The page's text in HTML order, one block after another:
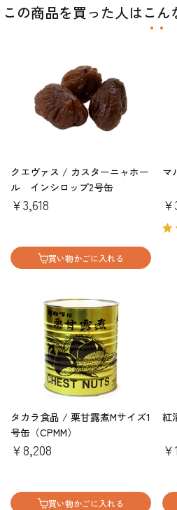
この商品を買った人はこ
クエヴァス / カスターニャホー
ル インシロップ2号缶
￥3,618
買い物かごに入れる
マ
タカラ食品 / 栗甘露煮Mサイズ1
号缶（CPMM）
￥8,208
買い物かごに入れる
紅